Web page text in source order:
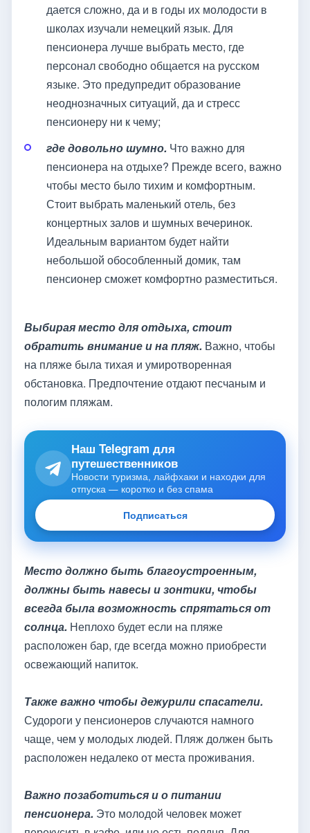
дается сложно, да и в годы их молодости в
школах изучали немецкий язык. Для
пенсионера лучше выбрать место, где
персонал свободно общается на русском
языке. Это предупредит образование
неоднозначных ситуаций, да и стресс
пенсионеру ни к чему;
где довольно шумно. Что важно для
пенсионера на отдыхе? Прежде всего, важно
чтобы место было тихим и комфортным.
Стоит выбрать маленький отель, без
концертных залов и шумных вечеринок.
Идеальным вариантом будет найти
небольшой обособленный домик, там
пенсионер сможет комфортно разместиться.
Выбирая место для отдыха, стоит
обратить внимание и на пляж. Важно, чтобы
на пляже была тихая и умиротворенная
обстановка. Предпочтение отдают песчаным и
пологим пляжам.
Наш Telegram для
путешественников
Новости туризма, лайфхаки и находки для
отпуска — коротко и без спама
Подписаться
Место должно быть благоустроенным,
должны быть навесы и зонтики, чтобы
всегда была возможность спрятаться от
солнца. Неплохо будет если на пляже
расположен бар, где всегда можно приобрести
освежающий напиток.
Также важно чтобы дежурили спасатели.
Судороги у пенсионеров случаются намного
чаще, чем у молодых людей. Пляж должен быть
расположен недалеко от места проживания.
Важно позаботиться и о питании
пенсионера. Это молодой человек может